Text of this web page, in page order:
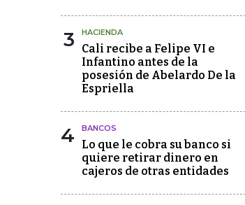
3 HACIENDA
Cali recibe a Felipe VI e
Infantino antes de la
posesión de Abelardo De la
Espriella
4 BANCOS
Lo que le cobra su banco si
quiere retirar dinero en
cajeros de otras entidades